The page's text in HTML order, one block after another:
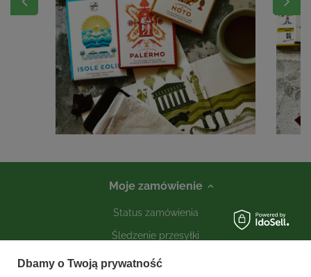
Moje zamówienie
Status zamówienia
Śledzenie przesyłki
Kontakt
Dbamy o Twoją prywatność